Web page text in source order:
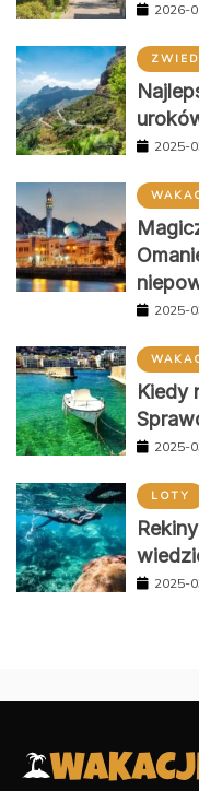
2026-
2025-
2025-
Kiedy
2025-
LOTY
2025-